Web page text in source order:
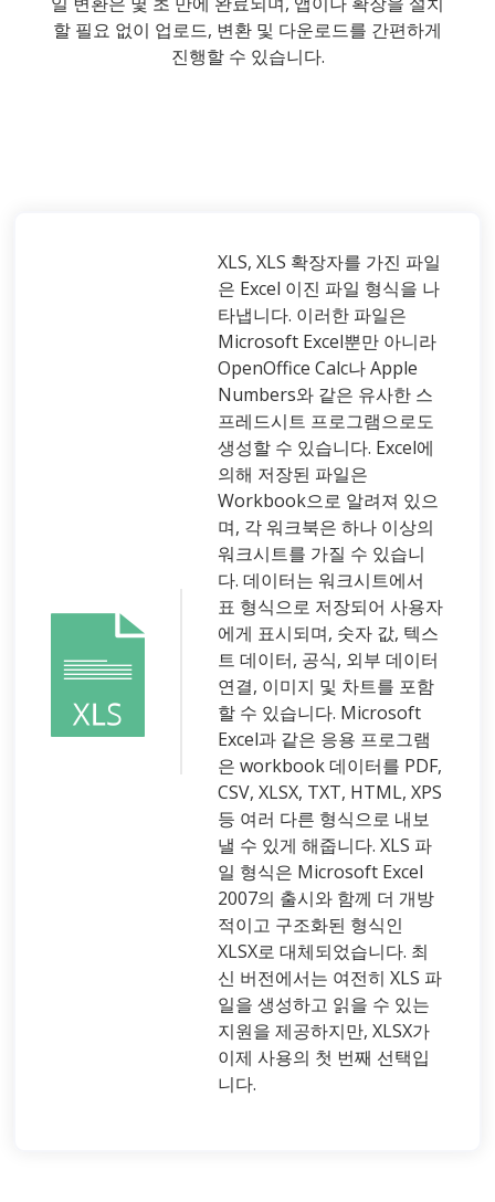
할 필요 없이 업로드, 변환 및 다운로드를 간편하게
진행할 수 있습니다.
XLS, XLS 확장자를 가진 파일
은 Excel 이진 파일 형식을 나
타냅니다. 이러한 파일은
Microsoft Excel뿐만 아니라
OpenOffice Calc나 Apple
Numbers와 같은 유사한 스
프레드시트 프로그램으로도
생성할 수 있습니다. Excel에
의해 저장된 파일은
Workbook으로 알려져 있으
며, 각 워크북은 하나 이상의
워크시트를 가질 수 있습니
다. 데이터는 워크시트에서
표 형식으로 저장되어 사용자
에게 표시되며, 숫자 값, 텍스
트 데이터, 공식, 외부 데이터
연결, 이미지 및 차트를 포함
할 수 있습니다. Microsoft
Excel과 같은 응용 프로그램
은 workbook 데이터를 PDF,
CSV, XLSX, TXT, HTML, XPS
등 여러 다른 형식으로 내보
낼 수 있게 해줍니다. XLS 파
일 형식은 Microsoft Excel
2007의 출시와 함께 더 개방
적이고 구조화된 형식인
XLSX로 대체되었습니다. 최
신 버전에서는 여전히 XLS 파
일을 생성하고 읽을 수 있는
지원을 제공하지만, XLSX가
이제 사용의 첫 번째 선택입
니다.